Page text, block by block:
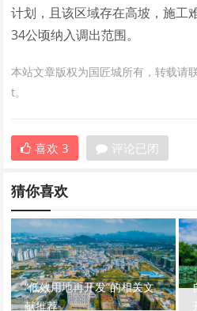
计划，且该区域存在高坡，施工
34公顷纳入调出范围。
本站文章版权为国匠城所有，转载
t。
喜欢 3 评论已闭
猜你喜欢
“低效用地再开发”的相关文
献推荐